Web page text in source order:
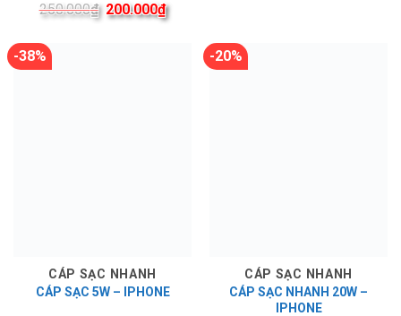
Được xếp
hạng5.005
250.000₫ 200.000₫
-38%
CÁP SẠC NHANH
CÁP SẠC 5W – IPHONE
-20%
CÁP SẠC NHANH
CÁP SẠC NHANH 20W –
IPHONE